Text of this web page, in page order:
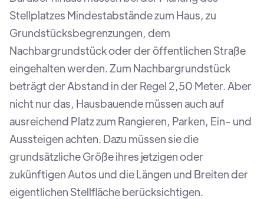
Stellplatzes Mindestabstände zum Haus, zu
Grundstücksbegrenzungen, dem
Nachbargrundstück oder der öffentlichen Straße
eingehalten werden. Zum Nachbargrundstück
beträgt der Abstand in der Regel 2,50 Meter. Aber
nicht nur das, Hausbauende müssen auch auf
ausreichend Platz zum Rangieren, Parken, Ein- und
Aussteigen achten. Dazu müssen sie die
grundsätzliche Größe ihres jetzigen oder
zukünftigen Autos und die Längen und Breiten der
eigentlichen Stellfläche berücksichtigen.